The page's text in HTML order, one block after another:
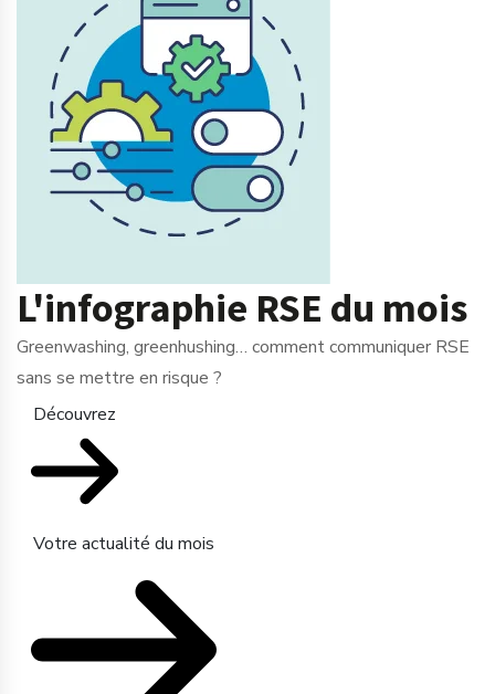
L'infographie RSE du mois
Greenwashing, greenhushing… comment communiquer RSE
sans se mettre en risque ?
Découvrez
Votre actualité du mois